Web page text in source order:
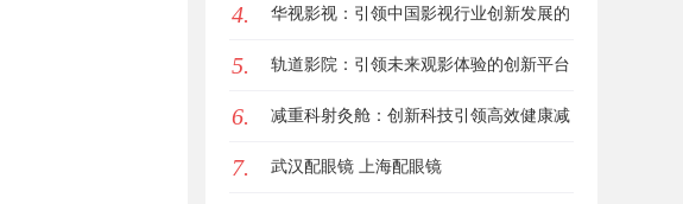
创新平台
4. 华视影视：引领中国影视行业创新发展的
先行者
5. 轨道影院：引领未来观影体验的创新平台
6. 减重科射灸舱：创新科技引领高效健康减
重新时代
7. 武汉配眼镜 上海配眼镜